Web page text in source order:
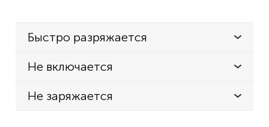
Быстро разряжается
Не включается
Не заряжается